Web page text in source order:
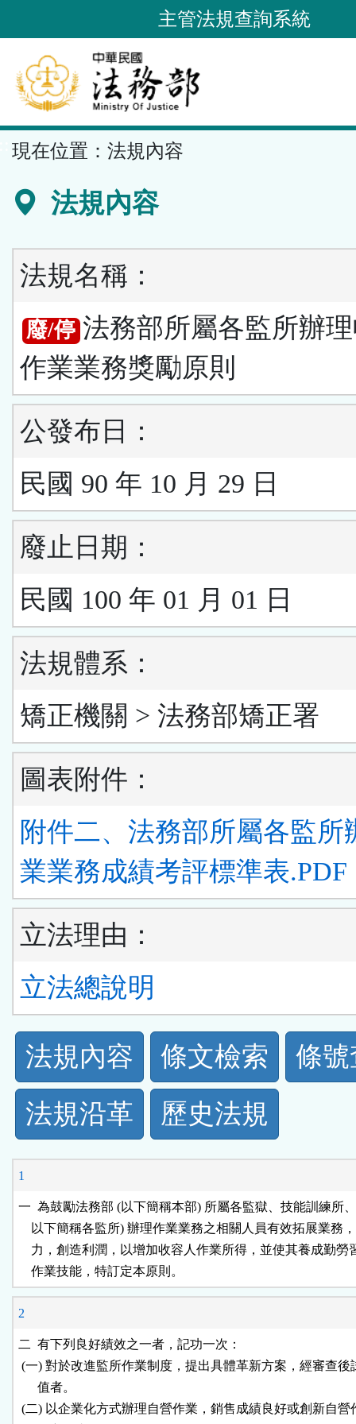
到
要
內
容
區
主管法規查詢系統
現在位置： 法規內容
法規內容
法規名稱：
廢/停 法務部所屬各監所辦
作業業務獎勵原則
公發布日：
民國 90 年 10 月 29 日
廢止日期：
民國 100 年 01 月 01 日
法規體系：
矯正機關 > 法務部矯正署
圖表附件：
附件二、法務部所屬各監所
業業務成績考評標準表.PDF
立法理由：
立法總說明
法
規
功
能
按
鈕
區
法規內容 條文檢索
條
法規沿革
歷史法規
1
一  為鼓勵法務部 (以下簡稱本部) 所屬各監獄、技能訓練所
以下簡稱各監所) 辦理作業業務之相關人員有效拓展業務
力，創造利潤，以增加收容人作業所得，並使其養成勤勞
    作業技能，特訂定本原則。
2
二  有下列良好績效之一者，記功一次：
(一) 對於改進監所作業制度，提出具體革新方案，經審查後
      值者。
(二) 以企業化方式辦理自營作業，銷售成績良好或創新自營